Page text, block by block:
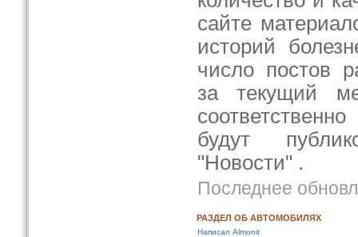
сайте
историй
число постов
за текущий
будут
"Новости" .
Последнее
РАЗДЕЛ ОБ АВТОМОБИЛЯХ
Написал Almonit